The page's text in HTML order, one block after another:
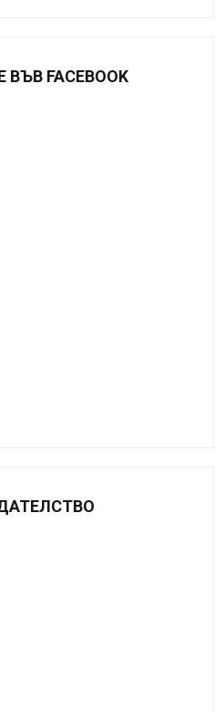
FACEBOOK